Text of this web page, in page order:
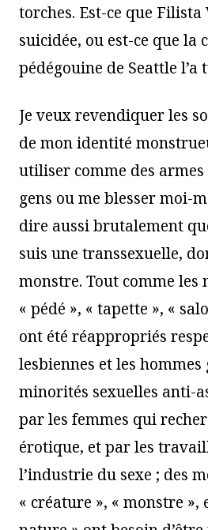
torches. Est-ce que Filista
suicidée, ou est-ce que la
pédégouine de Seattle l’a
Je veux revendiquer les
de mon identité
utiliser comme des
gens ou me blesser moi-
dire aussi brutalement
suis une transsexuelle,
monstre. Tout comme les
« pédé », « tapette », «
ont été réappropriés
lesbiennes et les hommes
minorités sexuelles anti-
par les femmes qui
érotique, et par les
l’industrie du sexe ; des
« créature », « monstre »,